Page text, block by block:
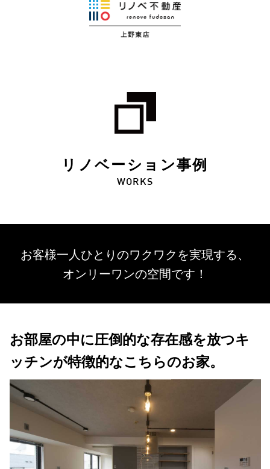
リノベーション事例
WORKS
お客様一人ひとりのワクワクを実現する、
オンリーワンの空間です！
お部屋の中に圧倒的な存在感を放つキ
ッチンが特徴的なこちらのお家。